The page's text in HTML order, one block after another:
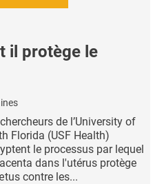
il protège le
de l’University of
Florida (USF Health)
le processus par lequel
dans l'utérus protège
contre les...